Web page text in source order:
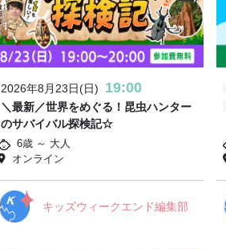
2026年8月23日(日) 19:00
＼最新／世界をめぐる！昆虫ハンター
のサバイバル探検記☆
6歳 ～ 大人
オンライン
キッズウィークエンド編集部